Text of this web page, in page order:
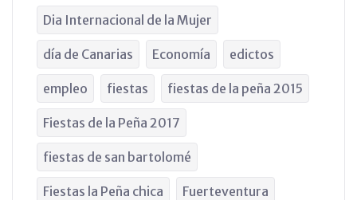
Dia Internacional de la Mujer
día de Canarias Economía edictos
empleo fiestas fiestas de la peña 2015
Fiestas de la Peña 2017
fiestas de san bartolomé
Fiestas la Peña chica Fuerteventura